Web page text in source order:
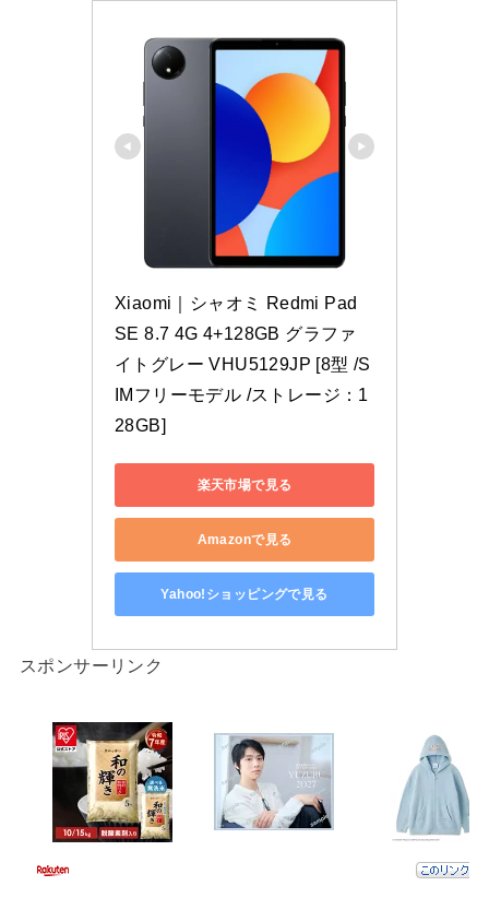
Xiaomi｜シャオミ Redmi Pad
SE 8.7 4G 4+128GB グラファ
イトグレー VHU5129JP [8型 /S
IMフリーモデル /ストレージ：1
28GB]
楽天市場で見る
Amazonで見る
Yahoo!ショッピングで見る
スポンサーリンク